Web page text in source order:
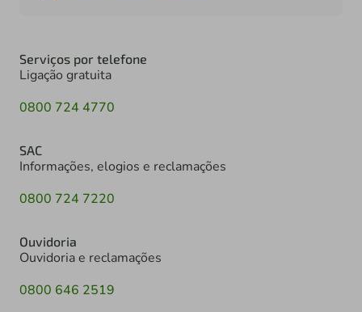
Serviços por telefone
Ligação gratuita
0800 724 4770
SAC
Informações, elogios e reclamações
0800 724 7220
Ouvidoria
Ouvidoria e reclamações
0800 646 2519